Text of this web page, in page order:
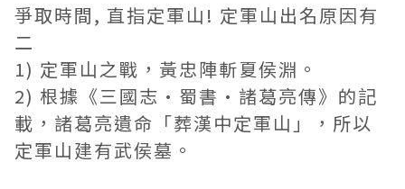
爭取時間, 直指定軍山! 定軍山出名原因有
二
1) 定軍山之戰，黃忠陣斬夏侯淵。
2) 根據《三國志·蜀書·諸葛亮傳》的記
載，諸葛亮遺命「葬漢中定軍山」，所以
定軍山建有武侯墓。